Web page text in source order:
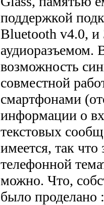
поддержкой
Bluetooth v4.0,
аудиоразъемом.
возможность
совместной
смартфонами
информации о
текстовых
имеется, так
телефонной
можно. Что,
было проделано